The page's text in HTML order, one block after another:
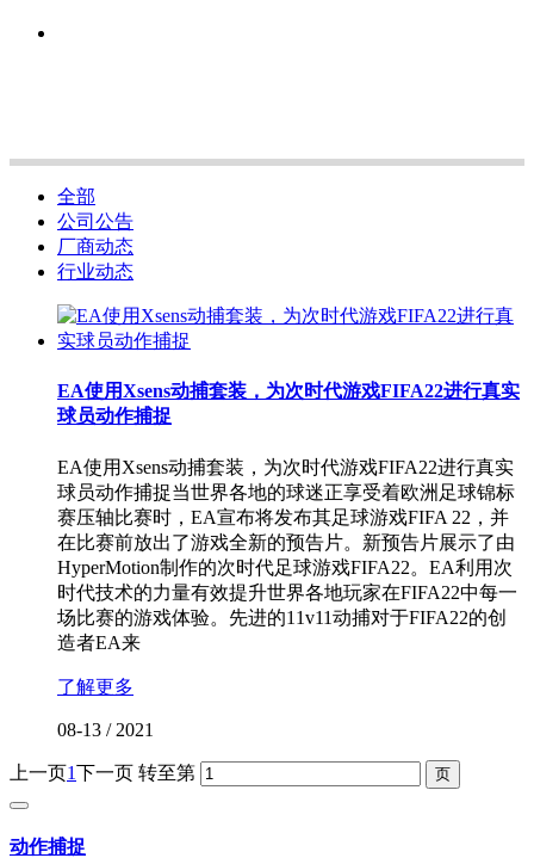
全部
公司公告
厂商动态
行业动态
EA使用Xsens动捕套装，为次时代游戏FIFA22进行真实
球员动作捕捉
EA使用Xsens动捕套装，为次时代游戏FIFA22进行真实
球员动作捕捉当世界各地的球迷正享受着欧洲足球锦标
赛压轴比赛时，EA宣布将发布其足球游戏FIFA 22，并
在比赛前放出了游戏全新的预告片。新预告片展示了由
HyperMotion制作的次时代足球游戏FIFA22。EA利用次
时代技术的力量有效提升世界各地玩家在FIFA22中每一
场比赛的游戏体验。先进的11v11动捕对于FIFA22的创
造者EA来
了解更多
08-13 / 2021
上一页1下一页 转至第
动作捕捉